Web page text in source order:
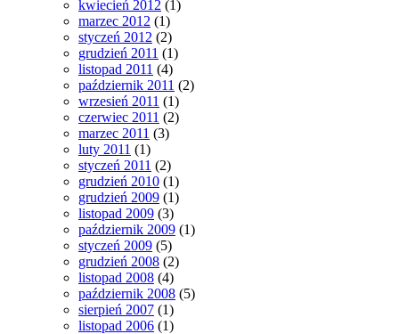
kwiecień 2012 (1)
marzec 2012 (1)
styczeń 2012 (2)
grudzień 2011 (1)
listopad 2011 (4)
październik 2011 (2)
wrzesień 2011 (1)
czerwiec 2011 (2)
marzec 2011 (3)
luty 2011 (1)
styczeń 2011 (2)
grudzień 2010 (1)
grudzień 2009 (1)
listopad 2009 (3)
październik 2009 (1)
styczeń 2009 (5)
grudzień 2008 (2)
listopad 2008 (4)
październik 2008 (5)
sierpień 2007 (1)
listopad 2006 (1)